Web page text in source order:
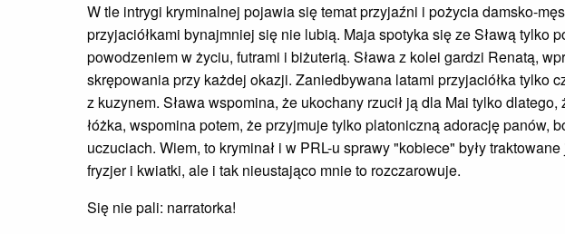
W tle intrygi kryminalnej pojawia się temat przyjaźni i pożycia damsko-
przyjaciółkami bynajmniej się nie lubią. Maja spotyka się ze Sławą tylko
powodzeniem w życiu, futrami i biżuterią. Sława z kolei gardzi Renatą,
skrępowania przy każdej okazji. Zaniedbywana latami przyjaciółka tylko
z kuzynem. Sława wspomina, że ukochany rzucił ją dla Mai tylko dlatego,
łóżka, wspomina potem, że przyjmuje tylko platoniczną adorację panów,
uczuciach. Wiem, to kryminał i w PRL-u sprawy "kobiece" były
fryzjer i kwiatki, ale i tak nieustająco mnie to rozczarowuje.
Się nie pali: narratorka!